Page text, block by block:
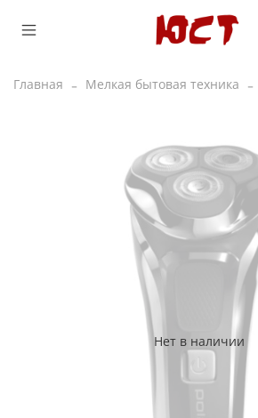
Главная Мелкая бытовая техника
Нет в наличии